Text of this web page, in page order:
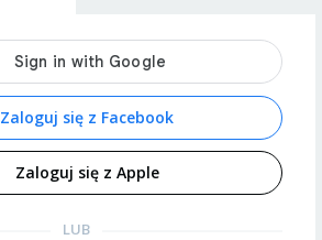
Zaloguj się z Facebook
Zaloguj się z Apple
LUB